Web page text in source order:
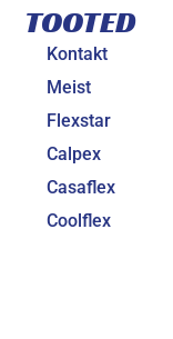
TOOTED
Kontakt
Meist
Flexstar
Calpex
Casaflex
Coolflex